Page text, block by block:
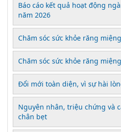
Báo cáo kết quả hoạt động
năm 2026
Chăm sóc sức khỏe răng
Chăm sóc sức khỏe răng
Đổi mới toàn diện, vì sự hài
Nguyên nhân, triệu chứng và
chân bẹt